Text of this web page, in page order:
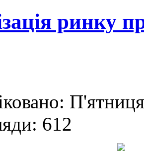
ринку
612